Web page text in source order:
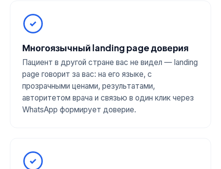
Многоязычный landing page доверия
Пациент в другой стране вас не видел — landing
page говорит за вас: на его языке, с
прозрачными ценами, результатами,
авторитетом врача и связью в один клик через
WhatsApp формирует доверие.